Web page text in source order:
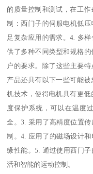
的质量控制和测试，在工
制：西门子的伺服电机低
足复杂应用的需求。4. 多
供了多种不同类型和规格
户的要求。除了这些主要
产品还具有以下一些可能
机技术，使得电机具有更
度保护系统，可以在温度
全。3. 采用了高精度位置
制。4. 应用了的磁场设计
缘性能。5. 通过使用西门
活和智能的运动控制。